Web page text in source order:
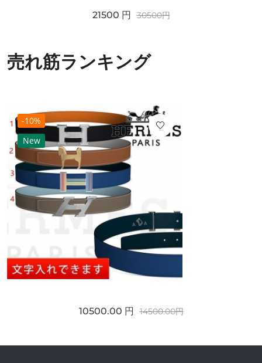
21500 円 30500円
売れ筋ランキング
-10%
New
10500.00 円 14500.00円